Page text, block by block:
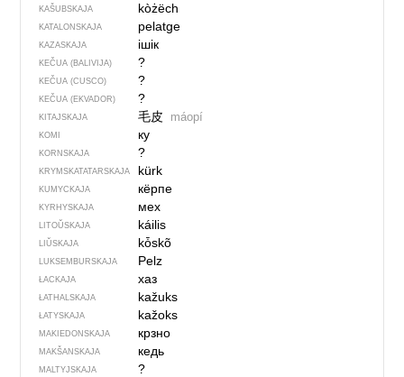
KAŠUBSKAJA kòżëch
KATALONSKAJA pelatge
KAZASKAJA ішік
KEČUA (BALIVIJA) ?
KEČUA (CUSCO) ?
KEČUA (EKVADOR) ?
KITAJSKAJA 毛皮 máopí
KOMI ку
KORNSKAJA ?
KRYMSKA­TATARSKAJA kürk
KUMYCKAJA кёрпе
KYRHYSKAJA мех
LITOŬSKAJA káilis
LIŬSKAJA kȱskõ
LUKSEMBURSKAJA Pelz
ŁACKAJA хаз
ŁATHALSKAJA kažuks
ŁATYSKAJA kažoks
MAKIEDONSKAJA крзно
MAKŠANSKAJA кедь
MALTYJSKAJA ?